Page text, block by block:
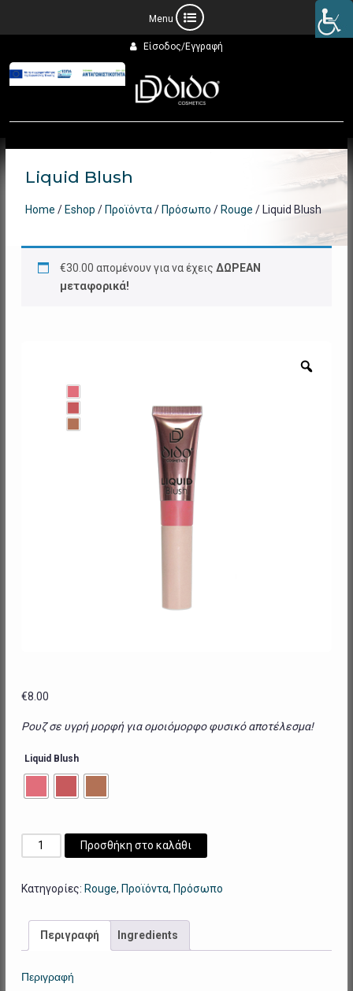
στο
περιεχόμενο
Είσοδος/Εγγραφή
Liquid Blush
Home / Eshop / Προϊόντα/ Πρόσωπο / Rouge / Liquid Blush
€30.00 απομένουν για να έχεις ΔΩΡΕΑΝ
μεταφορικά!
€8.00
Ρουζ σε υγρή μορφή για ομοιόμορφο φυσικό αποτέλεσμα!
Liquid Blush
Liquid
Blush
Προσθήκη στο καλάθι
Κατηγορίες: Rouge, Προϊόντα, Πρόσωπο
Περιγραφή Ingredients
Περιγραφή